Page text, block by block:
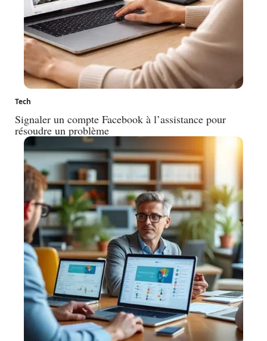
Tech
Signaler un compte Facebook à l’assistance pour
résoudre un problème